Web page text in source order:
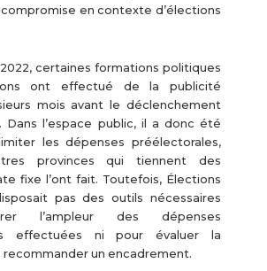
en contexte d’élections
2022, certaines formations politiques
ont effectué de la publicité
mois avant le déclenchement
Dans l’espace public, il a donc été
les dépenses préélectorales,
provinces qui tiennent des
fixe l’ont fait. Toutefois, Élections
pas des outils nécessaires
l’ampleur des dépenses
effectuées ni pour évaluer la
un encadrement.